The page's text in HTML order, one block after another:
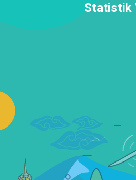
Statistik